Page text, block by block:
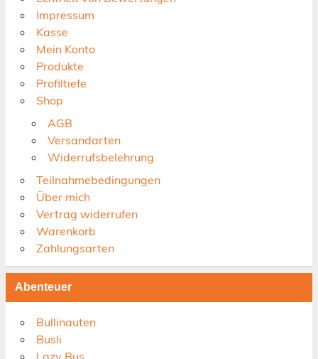
Impressum
Kasse
Mein Konto
Produkte
Profiltiefe
Shop
AGB
Versandarten
Widerrufsbelehrung
Teilnahmebedingungen
Über mich
Vertrag widerrufen
Warenkorb
Zahlungsarten
Abenteuer
Bullinauten
Busli
Lazy Bus